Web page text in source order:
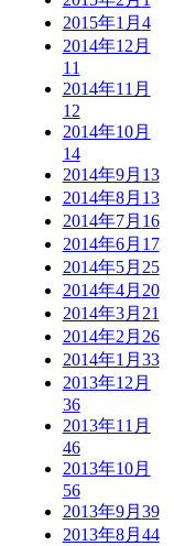
2015年1月 4
2014年12月
11
2014年11月
12
2014年10月
14
2014年9月 13
2014年8月 13
2014年7月 16
2014年6月 17
2014年5月 25
2014年4月 20
2014年3月 21
2014年2月 26
2014年1月 33
2013年12月
36
2013年11月
46
2013年10月
56
2013年9月 39
2013年8月 44